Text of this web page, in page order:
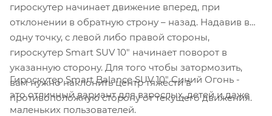
гироскутер начинает движение вперед, при
отклонении в обратную строну – назад. Надавив в
одну точку, с левой либо правой стороны,
гироскутер Smart SUV 10" начинает поворот в
указанную сторону. Для того чтобы затормозить,
вам нужно наклонить центр тяжести в
противоположную сторону от текущего движения.
Гироскутер Smart Balance SUV 10" Синий Огонь -
это отличный вариант для взрослых, детей и даже
маленьких пользователей.